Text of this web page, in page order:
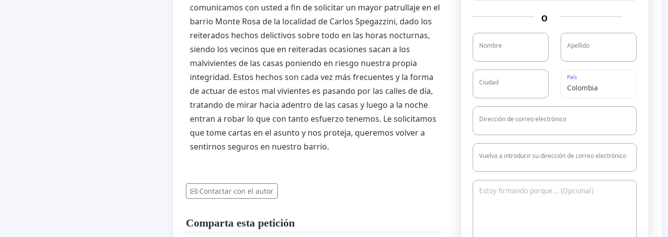
comunicamos con usted a fin de solicitar un mayor patrullaje en el
barrio Monte Rosa de la localidad de Carlos Spegazzini, dado los
reiterados hechos delictivos sobre todo en las horas nocturnas,
siendo los vecinos que en reiteradas ocasiones sacan a los
malvivientes de las casas poniendo en riesgo nuestra propia
integridad. Estos hechos son cada vez más frecuentes y la forma
de actuar de estos mal vivientes es pasando por las calles de día,
tratando de mirar hacia adentro de las casas y luego a la noche
entran a robar lo que con tanto esfuerzo tenemos. Le solicitamos
que tome cartas en el asunto y nos proteja, queremos volver a
sentirnos seguros en nuestro barrio.
Contactar con el autor
Comparta esta petición
O
Nombre Apellido
Ciudad
País
Dirección de correo electrónico
Vuelva a introducir su dirección de correo electrónico